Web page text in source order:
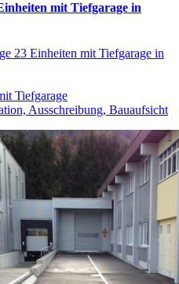
mit Tiefgarage in
23 Einheiten mit Tiefgarage in
Tiefgarage
Ausschreibung, Bauaufsicht